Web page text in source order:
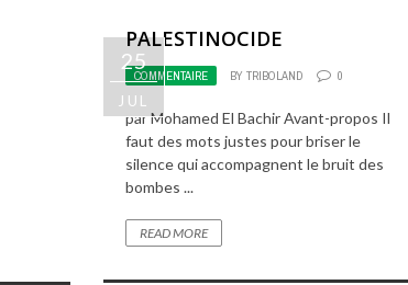
25
JUL
PALESTINOCIDE
COMMENTAIRE BY TRIBOLAND 0
par Mohamed El Bachir Avant-propos Il
faut des mots justes pour briser le
silence qui accompagnent le bruit des
bombes ...
READ MORE